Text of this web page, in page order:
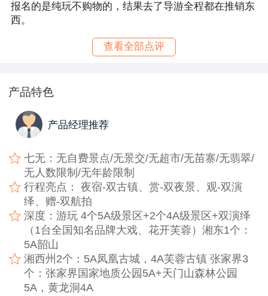
报名的是纯玩不购物的，结果去了导游全程都在推销东
西。
查看全部点评
产品特色
产品经理推荐
七无：无自费景点/无景交/无超市/无苗寨/无翡翠/
无人数限制/无年龄限制
行程亮点： 夜宿-双古镇、赏-双夜景、观-双演
绎、赠-双航拍
深度：游玩 4个5A级景区+2个4A级景区+双演绎
（1台全国知名品牌大戏、花开芙蓉）湘东1个：
5A韶山
湘西州2个：5A凤凰古城，4A芙蓉古镇 张家界3
个：张家界国家地质公园5A+天门山森林公园
5A，黄龙洞4A